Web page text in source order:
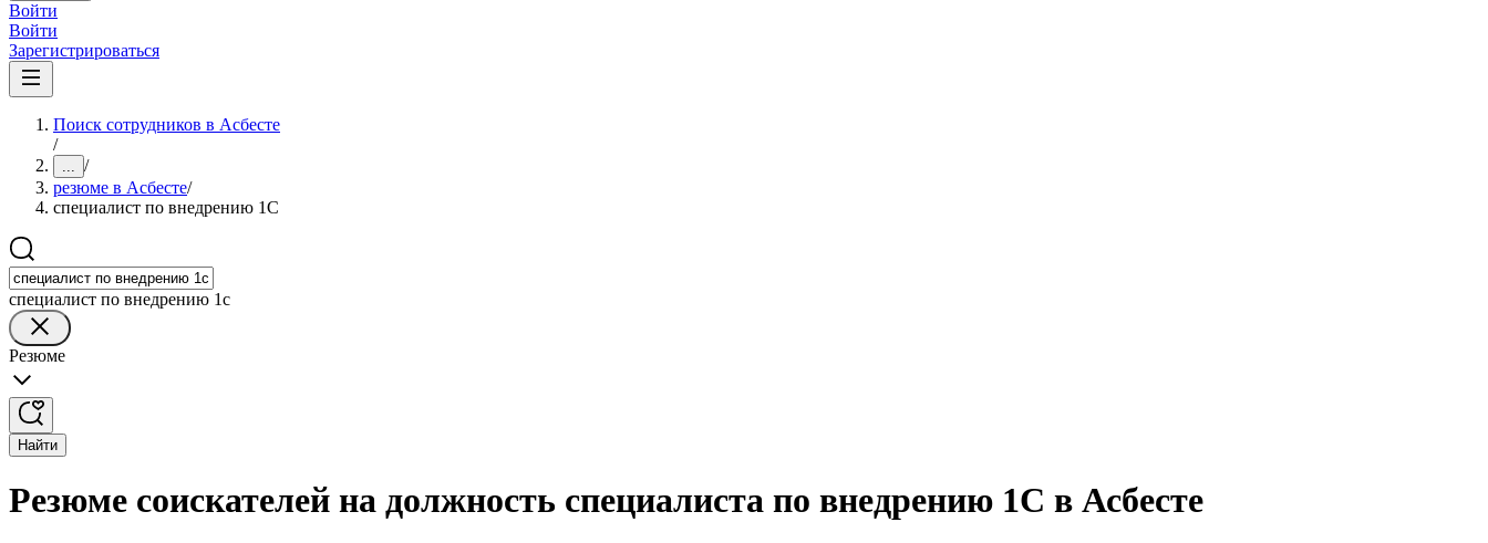
Войти
Войти
Зарегистрироваться
Поиск сотрудников в Асбесте
/
... /
резюме в Асбесте/
специалист по внедрению 1С
специалист по внедрению 1с
Резюме
Найти
Резюме соискателей на должность специалиста по внедрению 1С в Асбесте